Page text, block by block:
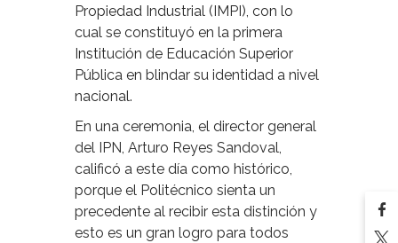
Propiedad Industrial (IMPI), con lo
cual se constituyó en la primera
Institución de Educación Superior
Pública en blindar su identidad a nivel
nacional.
En una ceremonia, el director general
del IPN, Arturo Reyes Sandoval,
calificó a este día como histórico,
porque el Politécnico sienta un
precedente al recibir esta distinción y
esto es un gran logro para todos